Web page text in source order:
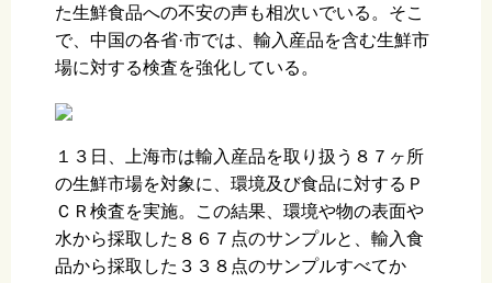
た生鮮食品への不安の声も相次いでいる。そこ
で、中国の各省·市では、輸入産品を含む生鮮市
場に対する検査を強化している。
１３日、上海市は輸入産品を取り扱う８７ヶ所
の生鮮市場を対象に、環境及び食品に対するＰ
ＣＲ検査を実施。この結果、環境や物の表面や
水から採取した８６７点のサンプルと、輸入食
品から採取した３３８点のサンプルすべてか